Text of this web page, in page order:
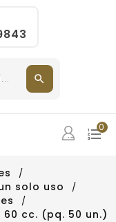
0
solo uso
cc. (pq. 50 un.)